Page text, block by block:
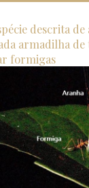
descrita
armadilha de
formigas